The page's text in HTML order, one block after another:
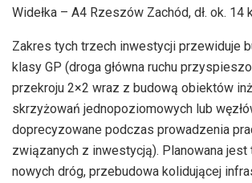
Widełka – A4 Rzeszów Zachód, dł. ok. 14
Zakres tych trzech inwestycji przewiduje
klasy GP (droga główna ruchu
przekroju 2×2 wraz z budową obiektów
skrzyżowań jednopoziomowych lub
doprecyzowane podczas prowadzenia
związanych z inwestycją). Planowana jest
nowych dróg, przebudowa kolidującej